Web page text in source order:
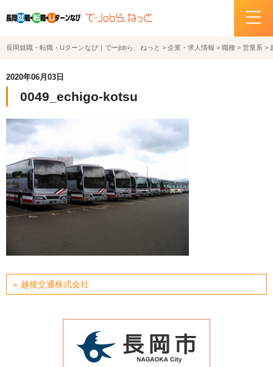
ホーム
企業・求人情報
サポートデスクの紹介
お問い合わせ
関連機関リンク
運営会社について
長岡就職・転職・Uターンなび｜でーjobら、ねっと > 企業・求人情報 > 職種 > 営業系 >
2020年06月03日
0049_echigo-kotsu
越後交通株式会社